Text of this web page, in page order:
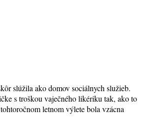
slúžila ako domov sociálnych služieb.
s troškou vaječného likériku tak, ako to
letnom výlete bola vzácna